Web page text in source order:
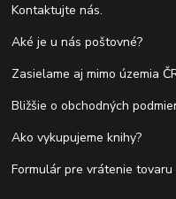
Kontaktujte nás.
Aké je u nás poštovné?
Zasielame aj mimo územia
Bližšie o obchodných
Ako vykupujeme knihy?
Formulár pre vrátenie tovaru